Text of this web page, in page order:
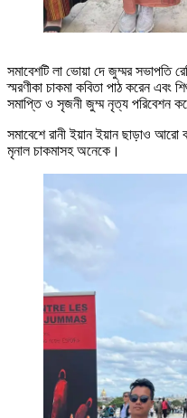
সমাবেশটি লা ভোয়া দে জুম্মর সভাপতি
স্মরণীকা চাকমা কবিতা পাঠ করেন এবং
সমাপ্তি ও সৃজনী জুম্ম নৃত্য পরিবেশন
সমাবেশে রানী ইয়ান ইয়ান ছাড়াও
মৃনাল চাকমাসহ অনেকে।